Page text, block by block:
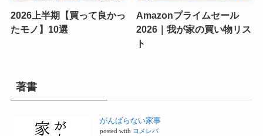
2026上半期【買って良かっ
たモノ】10選
Amazonプライムセール
2026｜我が家の買い物リス
ト
著書
がんばらない家事
posted with ヨメレバ